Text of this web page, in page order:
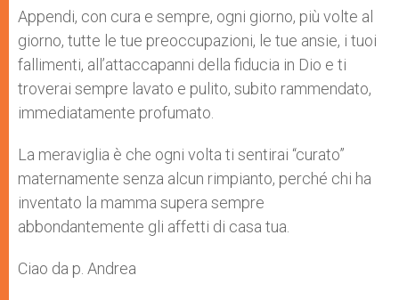
Appendi, con cura e sempre, ogni giorno, più volte al
giorno, tutte le tue preoccupazioni, le tue ansie, i tuoi
fallimenti, all’attaccapanni della fiducia in Dio e ti
troverai sempre lavato e pulito, subito rammendato,
immediatamente profumato.
La meraviglia è che ogni volta ti sentirai “curato”
maternamente senza alcun rimpianto, perché chi ha
inventato la mamma supera sempre
abbondantemente gli affetti di casa tua.
Ciao da p. Andrea